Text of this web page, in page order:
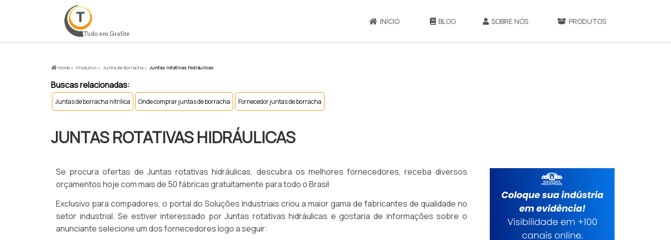
INÍCIO BLOG SOBRE NÓS PRODUTOS
Home » Produtos » Junta de Borracha » Juntas rotativas hidráulicas
Buscas relacionadas:
Juntas de borracha nitrílica Onde comprar juntas de borracha Fornecedor juntas de borracha
JUNTAS ROTATIVAS HIDRÁULICAS
Se procura ofertas de Juntas rotativas hidráulicas, descubra os melhores fornecedores, receba diversos
orçamentos hoje com mais de 50 fábricas gratuitamente para todo o Brasil
Exclusivo para compadores, o portal do Soluções Industriais criou a maior gama de fabricantes de qualidade no
setor industrial. Se estiver interessado por Juntas rotativas hidráulicas e gostaria de informações sobre o
anunciante selecione um dos fornecedores logo a seguir: